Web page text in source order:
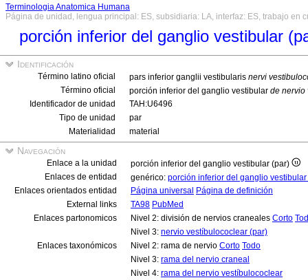
Terminologia Anatomica Humana
Página de unidad, lengua principal: ES, subsidiaria: LA, interfaz: ES, trabajo en
porción inferior del ganglio vestibular
Identificación
Término latino oficial pars inferior ganglii vestibularis nervi
Término oficial
porción inferior del ganglio vestibular de nervio
Identificador de unidad
TAH:U6496
Tipo de unidad
par
Materialidad
material
Navegación
Enlace a la unidad
porción inferior del ganglio vestibular (par)
Enlaces de entidad
genérico: porción inferior del ganglio vestibular
Enlaces orientados entidad
Página universal Página de definición
External links
TA98 PubMed
Enlaces partonomicos
Nivel 2: división de nervios craneales Corto
Nivel 3: nervio vestíbulococlear (par)
Enlaces taxonómicos
Nivel 2: rama de nervio Corto Todo
Nivel 3: rama del nervio craneal
Nivel 4: rama del nervio vestíbulococlear